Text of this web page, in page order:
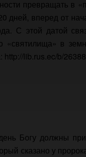
превращать в
дней, вперед от
С этой датой
«святилища» в
http://lib.rus.ec/b/
Богу должны
сказано у